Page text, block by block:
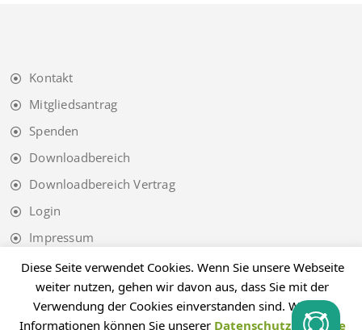
Kontakt
Mitgliedsantrag
Spenden
Downloadbereich
Downloadbereich Vertrag
Login
Impressum
Datenschutz
Diese Seite verwendet Cookies. Wenn Sie unsere Webseite
weiter nutzen, gehen wir davon aus, dass Sie mit der
Verwendung der Cookies einverstanden sind. Weitere
Informationen können Sie unserer Datenschutzhinweise